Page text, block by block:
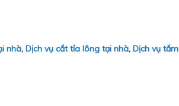
nhà, Dịch vụ cắt tỉa lông tại nhà, Dịch vụ tắm